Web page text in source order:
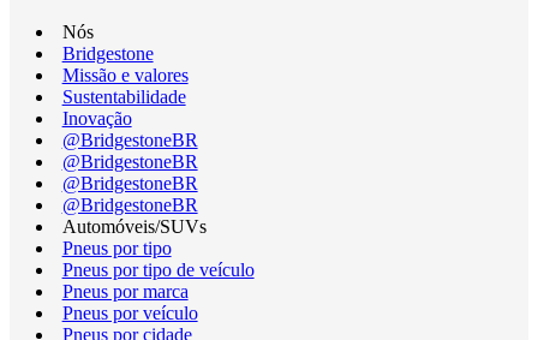
Nós
Bridgestone
Missão e valores
Sustentabilidade
Inovação
@BridgestoneBR
@BridgestoneBR
@BridgestoneBR
@BridgestoneBR
Automóveis/SUVs
Pneus por tipo
Pneus por tipo de veículo
Pneus por marca
Pneus por veículo
Pneus por cidade